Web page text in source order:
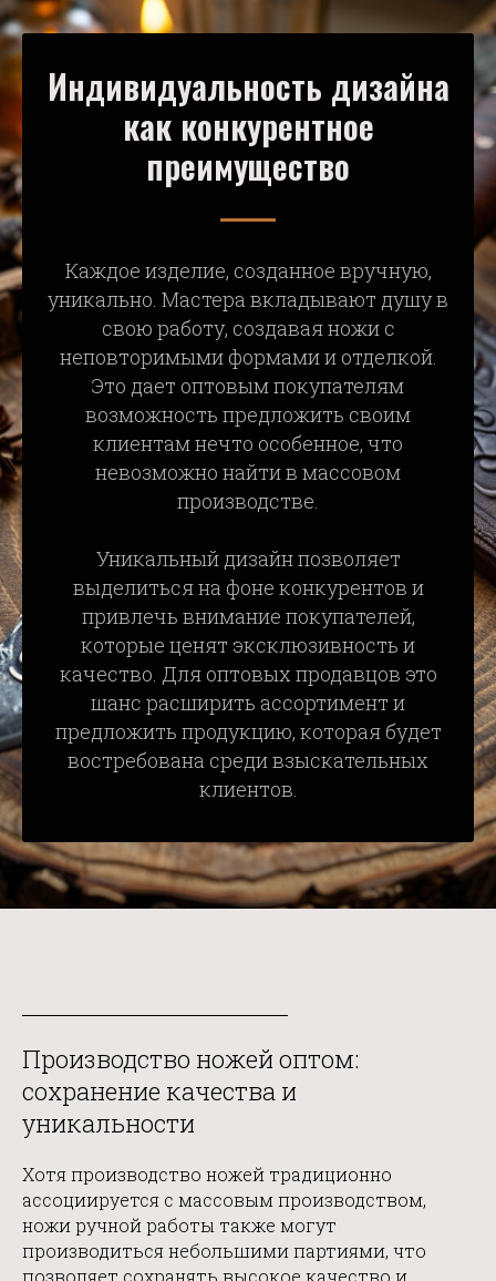
Индивидуальность дизайна
как конкурентное
преимущество
Каждое изделие, созданное вручную,
уникально. Мастера вкладывают душу в
свою работу, создавая ножи с
неповторимыми формами и отделкой.
Это дает оптовым покупателям
возможность предложить своим
клиентам нечто особенное, что
невозможно найти в массовом
производстве.
Уникальный дизайн позволяет
выделиться на фоне конкурентов и
привлечь внимание покупателей,
которые ценят эксклюзивность и
качество. Для оптовых продавцов это
шанс расширить ассортимент и
предложить продукцию, которая будет
востребована среди взыскательных
клиентов.
Производство ножей оптом:
сохранение качества и
уникальности
Хотя производство ножей традиционно
ассоциируется с массовым производством,
ножи ручной работы также могут
производиться небольшими партиями, что
позволяет сохранять высокое качество и